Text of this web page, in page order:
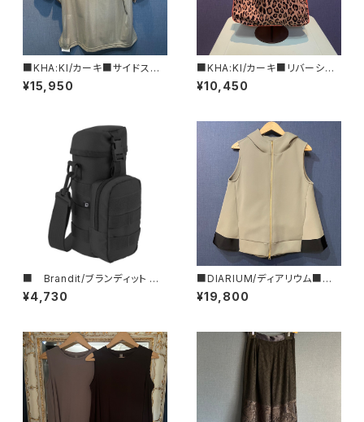
■KHA:KI/カーキ■サイドスリッ
ト・ホッケーシャツ■MIL25SCS
3445■
¥15,950
■KHA:KI/カーキ■リバーシブ
ルトートBAG■MIL25SBG304
7■
¥10,450
■ Brandit/ブランディット ■
ボトルホルダーⅡ ■
¥4,730
■DIARIUM/ディアリウム■バッ
クフレアーパーカー・ジレ■202
4年春新作！
¥19,800